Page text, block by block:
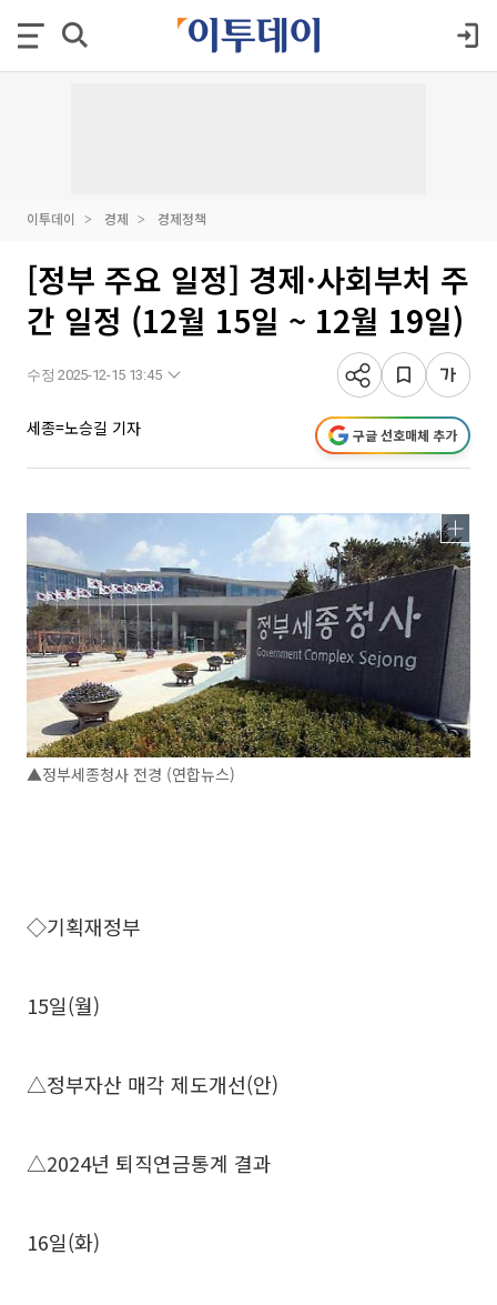
이투데이 경제 경제정책
[정부 주요 일정] 경제·사회부처 주
간 일정 (12월 15일 ~ 12월 19일)
수정 2025-12-15 13:45
세종=노승길 기자 구글 선호매체 추가
▲정부세종청사 전경 (연합뉴스)
◇기획재정부
15일(월)
△정부자산 매각 제도개선(안)
△2024년 퇴직연금통계 결과
16일(화)